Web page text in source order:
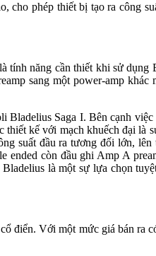
cho phép thiết bị tạo ra công
năng cần thiết khi sử dụng
sang một power-amp khác
Saga I. Bên cạnh
kế với mạch khuếch đại là
suất đầu ra tương đối lớn,
còn đầu ghi Amp A
là một sự lựa chọn
điển. Với một mức giá bán ra